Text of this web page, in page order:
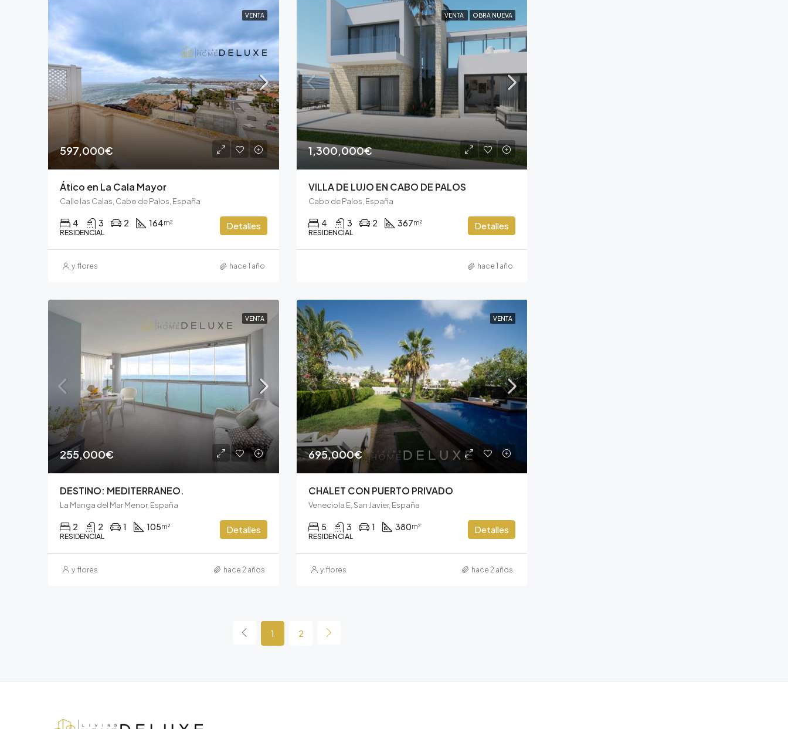
VENTA
597,000€
Ático en La Cala Mayor
Calle las Calas, Cabo de Palos, España
4 3 2 164m²
RESIDENCIAL
Detalles
y.flores hace 1 año
VENTA OBRA NUEVA
1,300,000€
VILLA DE LUJO EN CABO DE PALOS
Cabo de Palos, España
4 3 2 367m²
RESIDENCIAL
Detalles
hace 1 año
VENTA
255,000€
DESTINO: MEDITERRANEO.
La Manga del Mar Menor, España
2 2 1 105m²
RESIDENCIAL
Detalles
y.flores hace 2 años
VENTA
695,000€
CHALET CON PUERTO PRIVADO
Veneciola E, San Javier, España
5 3 1 380m²
RESIDENCIAL
Detalles
y.flores hace 2 años
1 2